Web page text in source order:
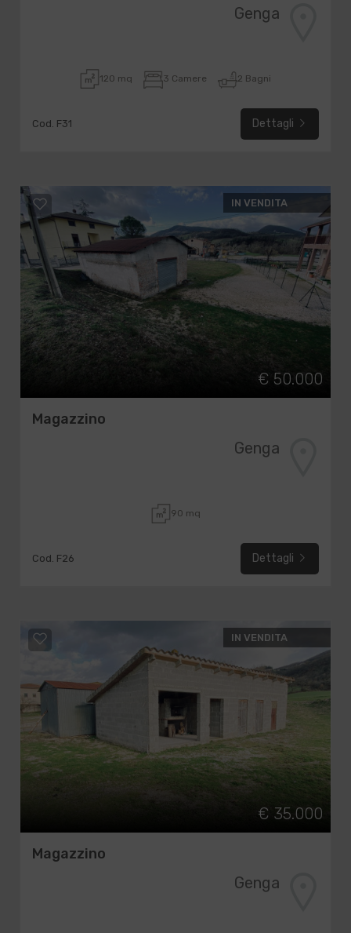
Genga
120 mq 3 Camere 2 Bagni
Cod. F31 Dettagli
IN VENDITA
€ 50.000
Magazzino
Genga
90 mq
Cod. F26 Dettagli
IN VENDITA
€ 35.000
Magazzino
Genga